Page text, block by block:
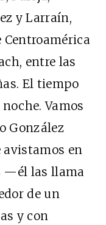
y Larraín,
Centroamérica
entre las
El tiempo
Vamos
González
avistamos en
—él las llama
de un
y con